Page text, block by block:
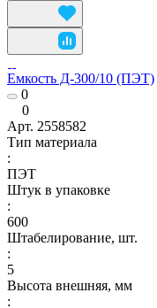
Емкость Д-300/10 (ПЭТ)
0
0
Арт. 2558582
Тип материала
:
ПЭТ
Штук в упаковке
:
600
Штабелирование, шт.
:
5
Высота внешняя, мм
: